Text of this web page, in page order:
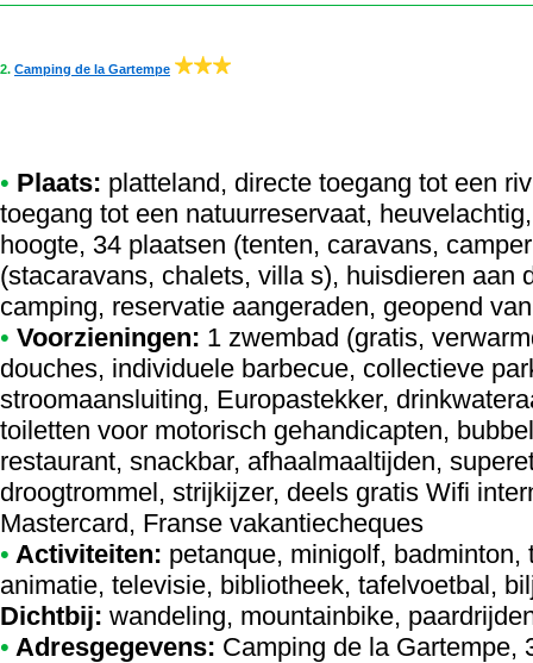
2. Camping de la Gartempe
• Plaats: platteland, directe toegang tot een
toegang tot een natuurreservaat,
hoogte, 34 plaatsen (tenten, caravans,
(stacaravans, chalets, villa s), huisdieren aan
camping, reservatie aangeraden, geopend
• Voorzieningen: 1 zwembad (gratis,
douches, individuele barbecue, collectieve
stroomaansluiting, Europastekker,
toiletten voor motorisch gehandicapten,
restaurant, snackbar, afhaalmaaltijden,
droogtrommel, strijkijzer, deels gratis Wifi
Mastercard, Franse vakantiecheques
• Activiteiten: petanque, minigolf,
animatie, televisie, bibliotheek, tafelvoetbal,
Dichtbij: wandeling, mountainbike,
• Adresgegevens: Camping de la Gartempe,